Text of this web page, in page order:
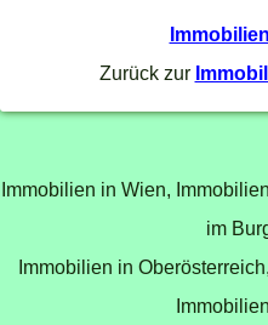
Zurück zur
Immobilien in Wien,
im
Immobilien in Oberösterreich,